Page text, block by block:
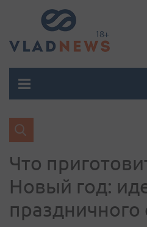
Что
Новый год:
праздничного